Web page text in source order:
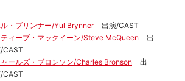
・ブリンナー/Yul Brynner
出演/CAST
ィーブ・マックイーン/Steve McQueen
出
CAST
ールズ・ブロンソン/Charles Bronson
出
CAST